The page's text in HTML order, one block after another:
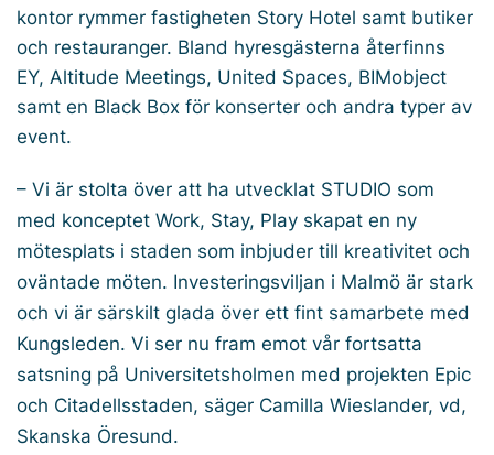
kontor rymmer fastigheten Story Hotel samt butiker
och restauranger. Bland hyresgästerna återfinns
EY, Altitude Meetings, United Spaces, BIMobject
samt en Black Box för konserter och andra typer av
event.
– Vi är stolta över att ha utvecklat STUDIO som
med konceptet Work, Stay, Play skapat en ny
mötesplats i staden som inbjuder till kreativitet och
oväntade möten. Investeringsviljan i Malmö är stark
och vi är särskilt glada över ett fint samarbete med
Kungsleden. Vi ser nu fram emot vår fortsatta
satsning på Universitetsholmen med projekten Epic
och Citadellsstaden, säger Camilla Wieslander, vd,
Skanska Öresund.